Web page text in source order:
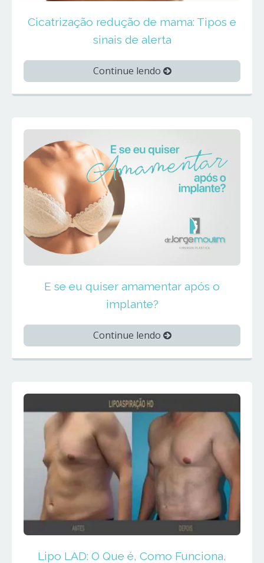
Cicatrização redução de mama: Tipos e
sinais de alerta
Continue lendo
E se eu quiser amamentar após o
implante?
Continue lendo
Lipo LAD: O Que é, Como Funciona,